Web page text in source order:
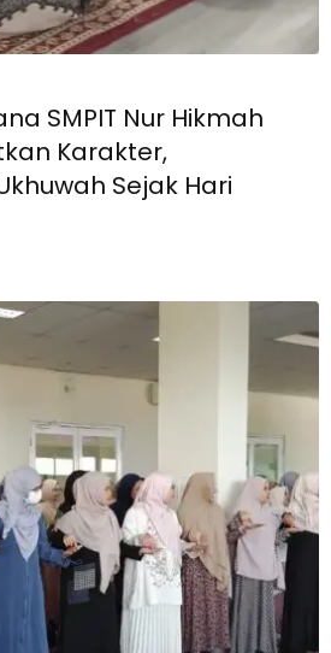
SMPIT Nur Hikmah
Karakter,
Sejak Hari